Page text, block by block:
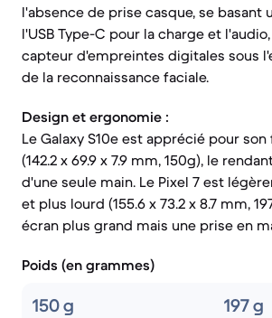
l'absence de prise casque, se basant
l'USB Type-C pour la charge et
capteur d'empreintes digitales sous
de la reconnaissance faciale.
Design et ergonomie :
Le Galaxy S10e est apprécié pour
(142.2 x 69.9 x 7.9 mm, 150g), le
d'une seule main. Le Pixel 7 est
et plus lourd (155.6 x 73.2 x 8.7 mm,
écran plus grand mais une prise en
Poids (en grammes)
150 g 197 g